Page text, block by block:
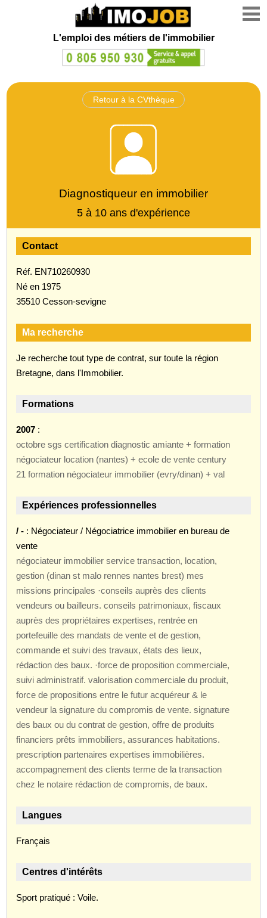
L'emploi des métiers de l'immobilier
Retour à la CVthèque
Diagnostiqueur en immobilier
5 à 10 ans d'expérience
Contact
Réf. EN710260930
Né en 1975
35510 Cesson-sevigne
Ma recherche
Je recherche tout type de contrat, sur toute la région
Bretagne, dans l'Immobilier.
Formations
2007 :
octobre sgs certification diagnostic amiante + formation
négociateur location (nantes) + ecole de vente century
21 formation négociateur immobilier (evry/dinan) + val
Expériences professionnelles
/ - : Négociateur / Négociatrice immobilier en bureau de
vente
négociateur immobilier service transaction, location,
gestion (dinan st malo rennes nantes brest) mes
missions principales ·conseils auprès des clients
vendeurs ou bailleurs. conseils patrimoniaux, fiscaux
auprès des propriétaires expertises, rentrée en
portefeuille des mandats de vente et de gestion,
commande et suivi des travaux, états des lieux,
rédaction des baux. ·force de proposition commerciale,
suivi administratif. valorisation commerciale du produit,
force de propositions entre le futur acquéreur & le
vendeur la signature du compromis de vente. signature
des baux ou du contrat de gestion, offre de produits
financiers prêts immobiliers, assurances habitations.
prescription partenaires expertises immobilières.
accompagnement des clients terme de la transaction
chez le notaire rédaction de compromis, de baux.
Langues
Français
Centres d'intérêts
Sport pratiqué : Voile.